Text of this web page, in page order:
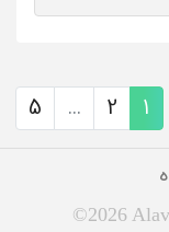
1
2
...
5
©2026